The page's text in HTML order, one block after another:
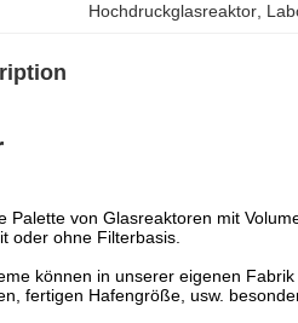
Hochdruckglasreaktor
Palette von Glasreaktoren mit
oder ohne Filterbasis.
können in unserer eigenen
fertigen Hafengröße, usw.